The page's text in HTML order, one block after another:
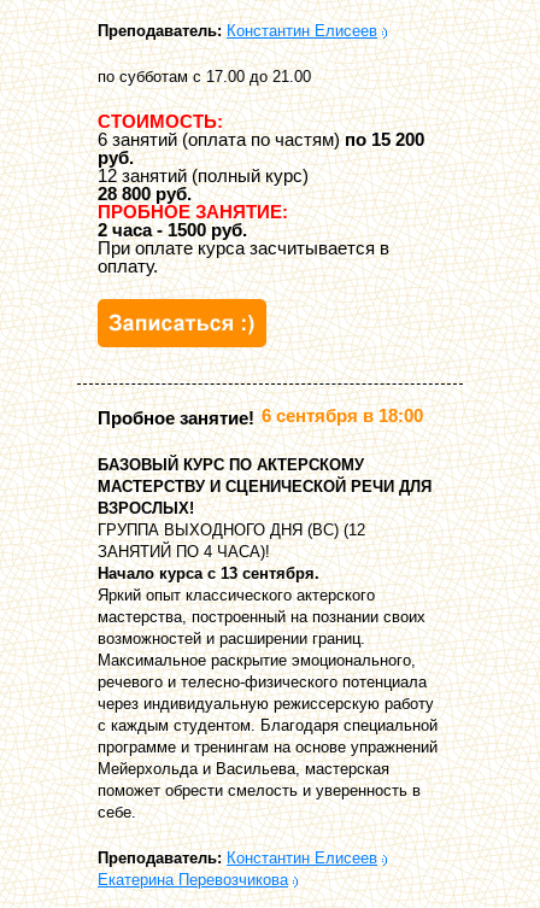
Преподаватель: Константин Елисеев
по субботам с 17.00 до 21.00
СТОИМОСТЬ:
6 занятий (оплата по частям)по 15 200
руб.
12 занятий (полный курс)
28 800 руб.
ПРОБНОЕ ЗАНЯТИЕ:
2 часа - 1500 руб.
При оплате курса засчитывается в
оплату.
Пробное занятие! 6 сентября в 18:00
БАЗОВЫЙ КУРС ПО АКТЕРСКОМУ
МАСТЕРСТВУ И СЦЕНИЧЕСКОЙ РЕЧИ ДЛЯ
ВЗРОСЛЫХ!
ГРУППА ВЫХОДНОГО ДНЯ (ВС) (12
ЗАНЯТИЙ ПО 4 ЧАСА)!
Начало курса с 13 сентября.
Яркий опыт классического актерского
мастерства, построенный на познании своих
возможностей и расширении границ.
Максимальное раскрытие эмоционального,
речевого и телесно-физического потенциала
через индивидуальную режиссерскую работу
с каждым студентом. Благодаря специальной
программе и тренингам на основе упражнений
Мейерхольда и Васильева, мастерская
поможет обрести смелость и уверенность в
себе.
Преподаватель: Константин Елисеев
Екатерина Перевозчикова